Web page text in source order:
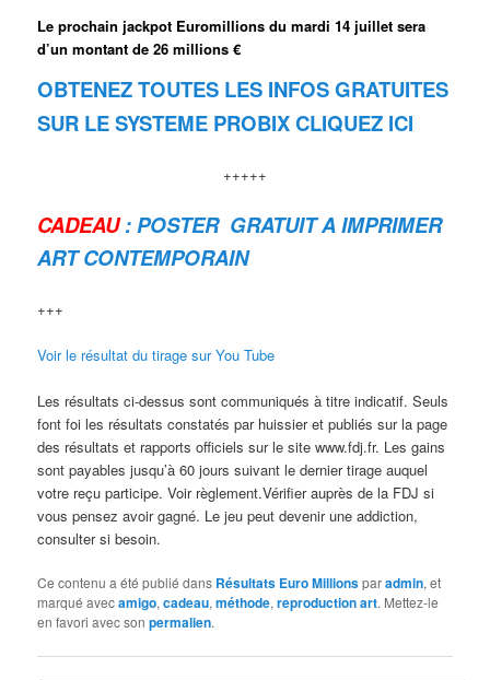
Le prochain jackpot Euromillions du mardi 14 juillet sera
d’un montant de 26 millions €
OBTENEZ TOUTES LES INFOS GRATUITES
SUR LE SYSTEME PROBIX CLIQUEZ ICI
+++++
CADEAU: POSTER GRATUIT A IMPRIMER
ART CONTEMPORAIN
+++
Voir le résultat du tirage sur You Tube
Les résultats ci-dessus sont communiqués à titre indicatif. Seuls
font foi les résultats constatés par huissier et publiés sur la page
des résultats et rapports officiels sur le site www.fdj.fr. Les gains
sont payables jusqu’à 60 jours suivant le dernier tirage auquel
votre reçu participe. Voir règlement.Vérifier auprès de la FDJ si
vous pensez avoir gagné. Le jeu peut devenir une addiction,
consulter si besoin.
Ce contenu a été publié dans Résultats Euro Millionsparadmin, et
marqué avecamigo,cadeau,méthode,reproduction art. Mettez-le
en favori avec sonpermalien.